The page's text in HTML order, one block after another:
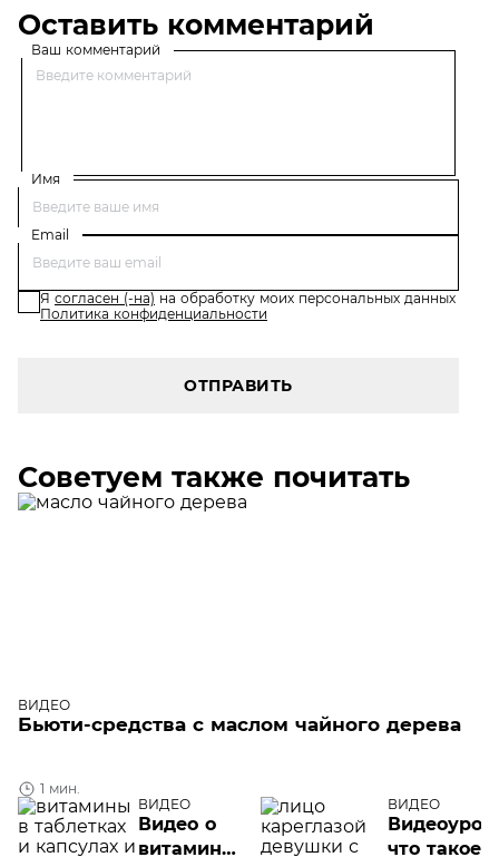
Оставить комментарий
Ваш комментарий
Имя
Email
Я согласен (-на) на обработку моих персональных данных
Политика конфиденциальности
ОТПРАВИТЬ
Советуем также почитать
ВИДЕО
Бьюти-средства с маслом чайного дерева
1 мин.
ВИДЕО
Видео о
витаминах
ВИДЕО
Видеоурок:
что такое